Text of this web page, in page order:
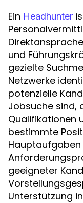
Ein Headhunter
und
gezielte
Netzwerke
potenzielle
Jobsuche sind,
Qualifikationen
bestimmte
Hauptaufgaben
geeigneter
Unterstützung